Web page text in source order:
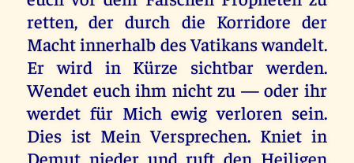
retten, der durch die Korridore der
Macht innerhalb des Vatikans wandelt.
Er wird in Kürze sichtbar werden.
Wendet euch ihm nicht zu — oder ihr
werdet für Mich ewig verloren sein.
Dies ist Mein Versprechen. Kniet in
Demut nieder und ruft den Heiligen